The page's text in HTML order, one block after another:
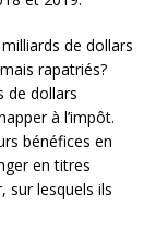
de dollars
rapatriés?
de dollars
à l’impôt.
bénéfices en
en titres
sur lesquels ils